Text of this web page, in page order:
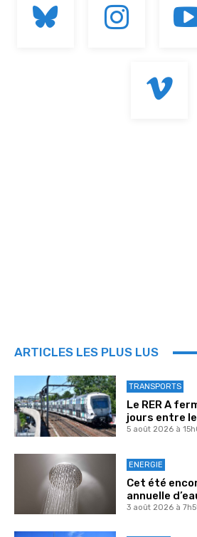
ARTICLES LES PLUS LUS
TRANSPORTS
Le RER A
jours entre
5 août 2026 à
ENERGIE
Cet été
annuelle
3 août 2026 à